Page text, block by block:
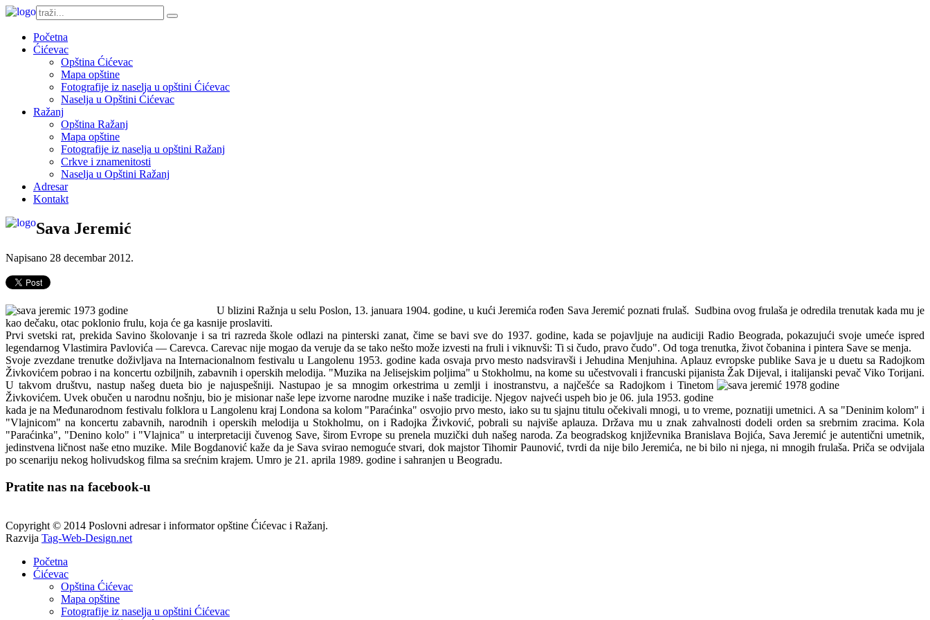
Početna
Ćićevac
Opština Ćićevac
Mapa opštine
Fotografije iz naselja u opštini Ćićevac
Naselja u Opštini Ćićevac
Ražanj
Opština Ražanj
Mapa opštine
Fotografije iz naselja u opštini Ražanj
Crkve i znamenitosti
Naselja u Opštini Ražanj
Adresar
Kontakt
Sava Jeremić
Napisano 28 decembar 2012.
U blizini Ražnja u selu Poslon, 13. januara 1904. godine, u kući Jeremića rođen Sava Jeremić poznati frulaš. Sudbina ovog frulaša je odredila trenutak kada mu je
kao dečaku, otac poklonio frulu, koja će ga kasnije proslaviti.
Prvi svetski rat, prekida Savino školovanje i sa tri razreda škole odlazi na pinterski zanat, čime se bavi sve do 1937. godine, kada se pojavljuje na audiciji Radio Beograda, pokazujući svoje umeće ispred
legendarnog Vlastimira Pavlovića — Carevca. Carevac nije mogao da veruje da se tako nešto može izvesti na fruli i viknuvši: Ti si čudo, pravo čudo". Od toga trenutka, život čobanina i pintera Save se menja.
Svoje zvezdane trenutke doživljava na Internacionalnom festivalu u Langolenu 1953. godine kada osvaja prvo mesto nadsviravši i Jehudina Menjuhina. Aplauz evropske publike Sava je u duetu sa Radojkom
Živkovićem pobrao i na koncertu ozbiljnih, zabavnih i operskih melodija. "Muzika na Jelisejskim poljima" u Stokholmu, na kome su učestvovali i francuski pijanista Žak Dijeval, i italijanski pevač Viko Torijani.
U takvom društvu, nastup našeg dueta bio je najuspešniji. Nastupao je sa mnogim orkestrima u zemlji i inostranstvu, a najčešće sa Radojkom i Tinetom
Živkovićem. Uvek obučen u narodnu nošnju, bio je misionar naše lepe izvorne narodne muzike i naše tradicije. Njegov najveći uspeh bio je 06. jula 1953. godine
kada je na Međunarodnom festivalu folklora u Langolenu kraj Londona sa kolom "Paraćinka" osvojio prvo mesto, iako su tu sjajnu titulu očekivali mnogi, u to vreme, poznatiji umetnici. A sa "Deninim kolom" i
"Vlajnicom" na koncertu zabavnih, narodnih i operskih melodija u Stokholmu, on i Radojka Živković, pobrali su najviše aplauza. Država mu u znak zahvalnosti dodeli orden sa srebrnim zracima. Kola
"Paraćinka", "Denino kolo" i "Vlajnica" u interpretaciji čuvenog Save, širom Evrope su prenela muzički duh našeg naroda. Za beogradskog književnika Branislava Bojića, Sava Jeremić je autentični umetnik,
jedinstvena ličnost naše etno muzike. Mile Bogdanović kaže da je Sava svirao nemoguće stvari, dok majstor Tihomir Paunović, tvrdi da nije bilo Jeremića, ne bi bilo ni njega, ni mnogih frulaša. Priča se odvijala
po scenariju nekog holivudskog filma sa srećnim krajem. Umro je 21. aprila 1989. godine i sahranjen u Beogradu.
Pratite nas na facebook-u
Copyright © 2014 Poslovni adresar i informator opštine Ćićevac i Ražanj.
Razvija Tag-Web-Design.net
Početna
Ćićevac
Opština Ćićevac
Mapa opštine
Fotografije iz naselja u opštini Ćićevac